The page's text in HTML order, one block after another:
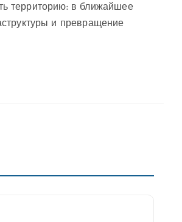
территорию: в ближайшее
и превращение